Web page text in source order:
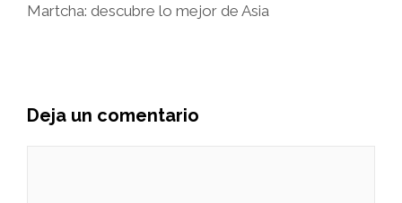
Martcha: descubre lo mejor de Asia
Deja un comentario